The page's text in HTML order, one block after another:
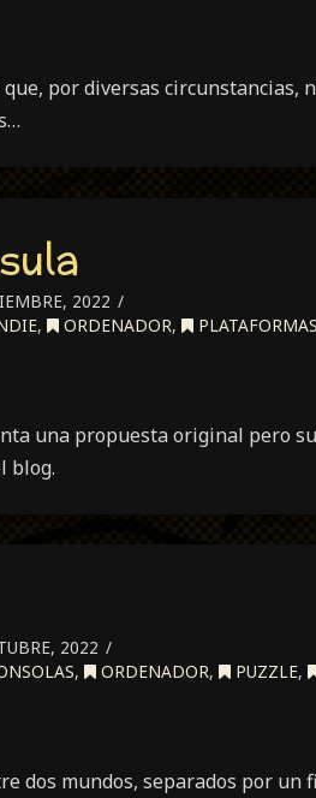
por diversas circunstancias,
2022
, ORDENADOR, PLATAFORMAS
una propuesta original pero
blog.
2022
, ORDENADOR, PUZZLE,
dos mundos, separados por un